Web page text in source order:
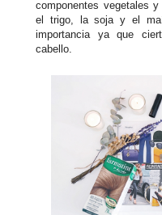
componentes vegetales
el trigo, la soja y el
importancia ya que
cabello.